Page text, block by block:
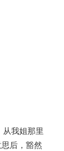
我姐那里
后，豁然